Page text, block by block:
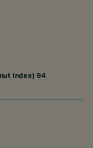
Index) 94